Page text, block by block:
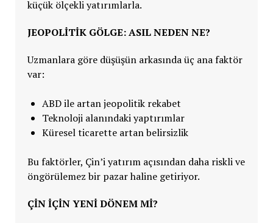
küçük ölçekli yatırımlarla.
JEOPOLİTİK GÖLGE: ASIL NEDEN NE?
Uzmanlara göre düşüşün arkasında üç ana faktör
var:
ABD ile artan jeopolitik rekabet
Teknoloji alanındaki yaptırımlar
Küresel ticarette artan belirsizlik
Bu faktörler, Çin’i yatırım açısından daha riskli ve
öngörülemez bir pazar haline getiriyor.
ÇİN İÇİN YENİ DÖNEM Mİ?